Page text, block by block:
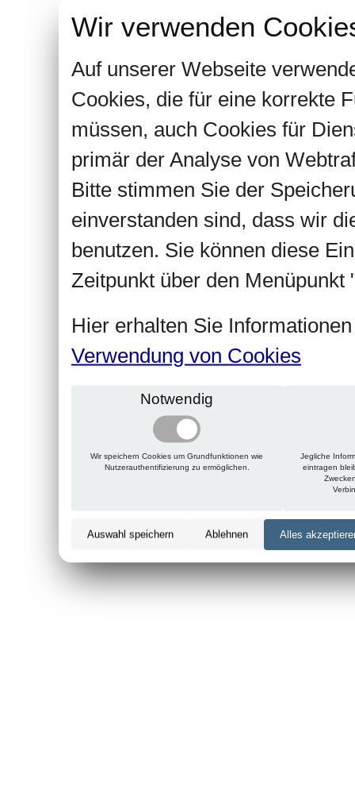
Wir verwenden
Auf unserer Webseite
Cookies, die für eine korrekte
müssen, auch Cookies für
primär der Analyse von
Bitte stimmen Sie der
einverstanden sind, dass wir
benutzen. Sie können diese
Zeitpunkt über den Menüpunkt
Hier erhalten Sie
Verwendung von Cookies
Notwendig
Wir speichern Cookies um Grundfunktionen wie
Nutzerauthentifizierung zu ermöglichen.
Jegliche
eintragen
Auswahl speichern Ablehnen Alles